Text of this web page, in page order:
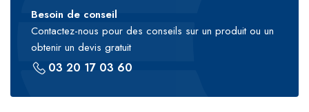
Besoin de conseil
Contactez-nous pour des conseils sur un produit ou un
obtenir un devis gratuit
03 20 17 03 60